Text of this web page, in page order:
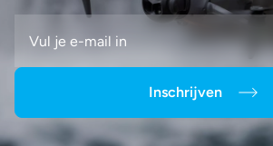
Inschrijven